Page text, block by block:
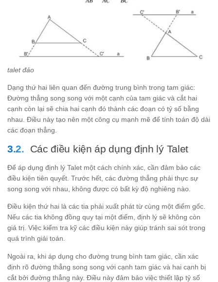
talet đảo
Dạng thứ hai liên quan đến đường trung bình trong tam giác:
Đường thẳng song song với một cạnh của tam giác và cắt hai
cạnh còn lại sẽ chia hai cạnh đó thành các đoạn có tỷ số bằng
nhau. Điều này tạo nên một công cụ mạnh mẽ để tính toán độ dài
các đoạn thẳng.
Các điều kiện áp dụng định lý Talet
Để áp dụng định lý Talet một cách chính xác, cần đảm bảo các
điều kiện tiên quyết. Trước hết, các đường thẳng phải thực sự
song song với nhau, không được có bất kỳ độ nghiêng nào.
Điều kiện thứ hai là các tia phải xuất phát từ cùng một điểm gốc.
Nếu các tia không đồng quy tại một điểm, định lý sẽ không còn
giá trị. Việc kiểm tra kỹ các điều kiện này giúp tránh sai sót trong
quá trình giải toán.
Ngoài ra, khi áp dụng cho đường trung bình tam giác, cần xác
định rõ đường thẳng song song với cạnh tam giác và hai cạnh bị
cắt bởi đường thẳng này. Điều này đảm bảo việc thiết lập tỷ số